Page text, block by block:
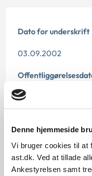
Denne hjemmeside
Vi bruger cookies til at
ast.dk. Ved at tillade
Ankestyrelsen samt
Dato for underskrift
03.09.2002
11.07.2013
§ 17a § 29 § 60 § 40 §
Journalnummer